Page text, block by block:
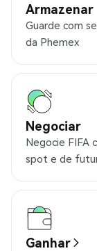
Armazenar
Guarde com
da Phemex
Negociar
Negocie FIFA
spot e de
Ganhar